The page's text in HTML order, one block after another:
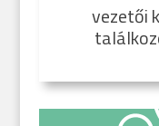
vezetői